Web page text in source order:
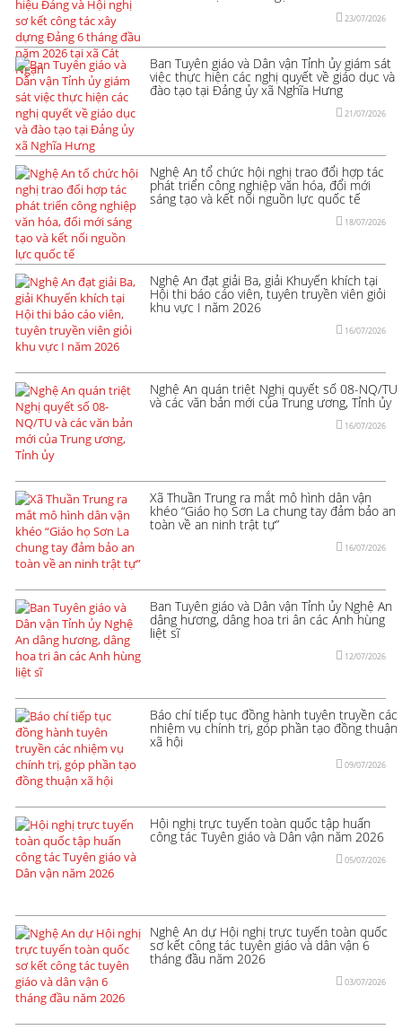
23/07/2026
Ban Tuyên giáo và Dân vận Tỉnh ủy giám sát
việc thực hiện các nghị quyết về giáo dục và
đào tạo tại Đảng ủy xã Nghĩa Hưng
21/07/2026
Nghệ An tổ chức hội nghị trao đổi hợp tác
phát triển công nghiệp văn hóa, đổi mới
sáng tạo và kết nối nguồn lực quốc tế
18/07/2026
Nghệ An đạt giải Ba, giải Khuyến khích tại
Hội thi báo cáo viên, tuyên truyền viên giỏi
khu vực I năm 2026
16/07/2026
Nghệ An quán triệt Nghị quyết số 08-NQ/TU
và các văn bản mới của Trung ương, Tỉnh ủy
16/07/2026
Xã Thuần Trung ra mắt mô hình dân vận
khéo “Giáo họ Sơn La chung tay đảm bảo an
toàn về an ninh trật tự”
16/07/2026
Ban Tuyên giáo và Dân vận Tỉnh ủy Nghệ An
dâng hương, dâng hoa tri ân các Anh hùng
liệt sĩ
12/07/2026
Báo chí tiếp tục đồng hành tuyên truyền các
nhiệm vụ chính trị, góp phần tạo đồng thuận
xã hội
09/07/2026
Hội nghị trực tuyến toàn quốc tập huấn
công tác Tuyên giáo và Dân vận năm 2026
05/07/2026
Nghệ An dự Hội nghị trực tuyến toàn quốc
sơ kết công tác tuyên giáo và dân vận 6
tháng đầu năm 2026
03/07/2026